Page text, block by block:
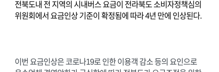
전북도내 전 지역의 시내버스 요금이 전라북도 소비자정책심의
위원회에서 요금인상 기준이 확정됨에 따라 4년 만에 인상된다.
이번 요금인상은 코로나19로 인한 이용객 감소 등의 요인으로